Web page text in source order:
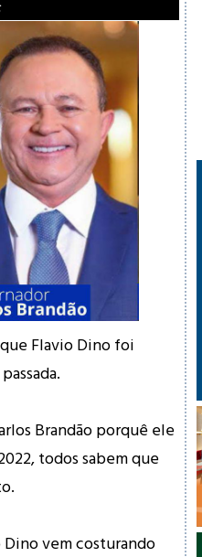
Flavio Dino foi
Brandão porquê ele
todos sabem que
vem costurando